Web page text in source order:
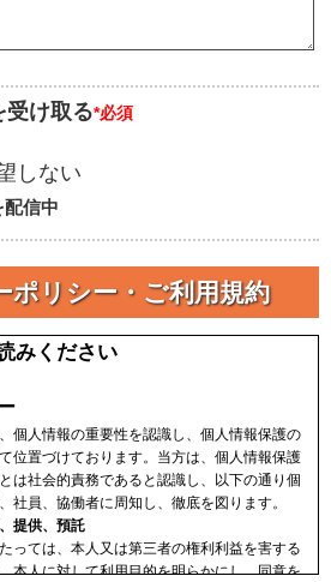
受け取る*必須
しない
信中
ポリシー・ご利用規約
みください
個人情報の重要性を認識し、個人情報保護の
位置づけております。当方は、個人情報保護
は社会的責務であると認識し、以下の通り個
社員、協働者に周知し、徹底を図ります。
提供、預託
っては、本人又は第三者の権利利益を害する
本人に対して利用目的を明らかにし、同意を